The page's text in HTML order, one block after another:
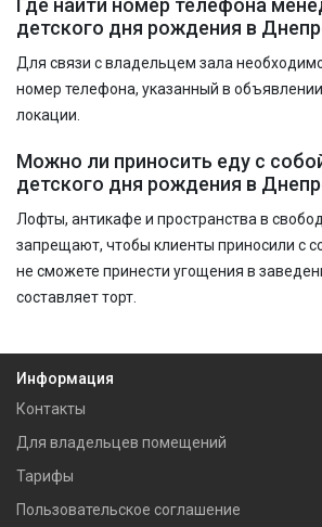
Где найти номер телефона
детского дня рождения в
Для связи с владельцем зала
номер телефона, указанный в
локации.
Можно ли приносить еду с
детского дня рождения в
Лофты, антикафе и пространства в
запрещают, чтобы клиенты приносили с
не сможете принести угощения в
составляет торт.
Информация
Контакты
Для владельцев помещений
Тарифы
Пользовательское соглашение